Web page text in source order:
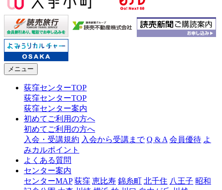
メニュー
荻窪センターTOP
荻窪センターTOP
荻窪センター案内
初めてご利用の方へ
初めてご利用の方へ
入会・受講規約 入会から受講まで Q & A 会員優待 よ
みカルポイント
よくある質問
センター案内
センターMAP 荻窪 恵比寿 錦糸町 北千住 八王子 昭和